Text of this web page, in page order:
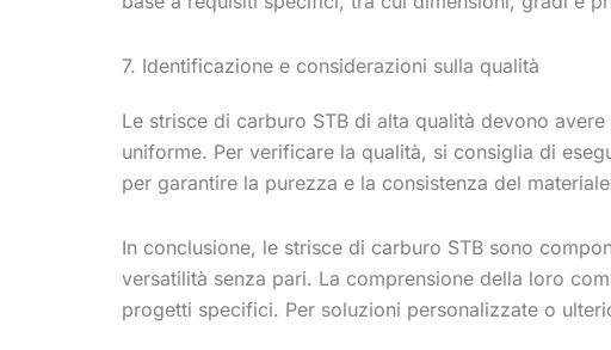
7. Identificazione e considerazioni sulla qualità
Le strisce di carburo STB di alta qualità devono
uniforme. Per verificare la qualità, si consiglia di
per garantire la purezza e la consistenza del
In conclusione, le strisce di carburo STB sono
versatilità senza pari. La comprensione della loro
progetti specifici. Per soluzioni personalizzate o